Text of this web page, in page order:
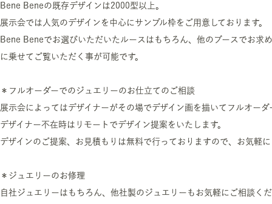
Bene Beneの既存デザインは2000型以上。
展示会では人気のデザインを中心にサンプル枠をご用意しております。
Bene Beneでお選びいただいたルースはもちろん、他のブースでお求
に乗せてご覧いただく事が可能です。
＊フルオーダーでのジュエリーのお仕立てのご相談
展示会によってはデザイナーがその場でデザイン画を描いてフルオー
デザイナー不在時はリモートでデザイン提案をいたします。
デザインのご提案、お見積もりは無料で行っておりますので、お気軽
＊ジュエリーのお修理
自社ジュエリーはもちろん、他社製のジュエリーもお気軽にご相談く